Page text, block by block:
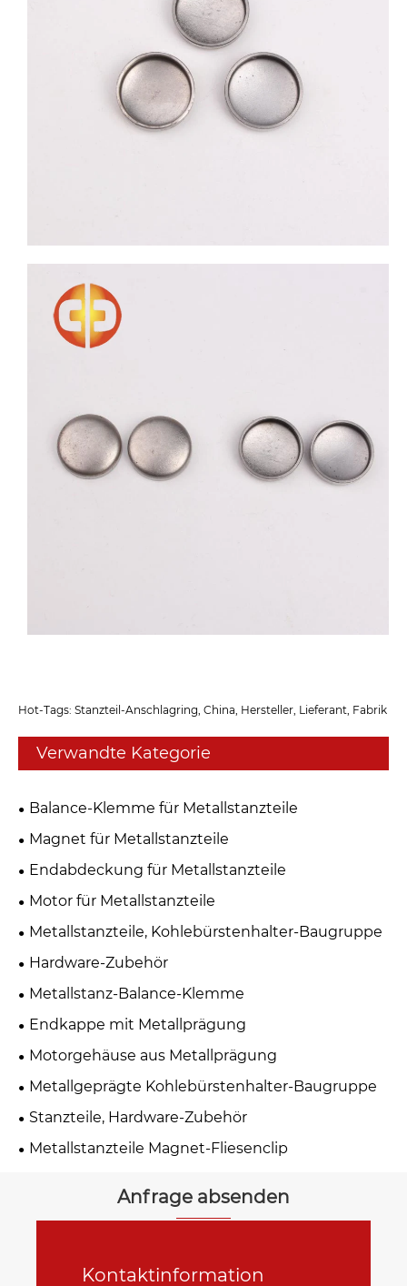
Hot-Tags: Stanzteil-Anschlagring, China, Hersteller, Lieferant, Fabrik
Verwandte Kategorie
Balance-Klemme für Metallstanzteile
Magnet für Metallstanzteile
Endabdeckung für Metallstanzteile
Motor für Metallstanzteile
Metallstanzteile, Kohlebürstenhalter-Baugruppe
Hardware-Zubehör
Metallstanz-Balance-Klemme
Endkappe mit Metallprägung
Motorgehäuse aus Metallprägung
Metallgeprägte Kohlebürstenhalter-Baugruppe
Stanzteile, Hardware-Zubehör
Metallstanzteile Magnet-Fliesenclip
Anfrage absenden
Kontaktinformation